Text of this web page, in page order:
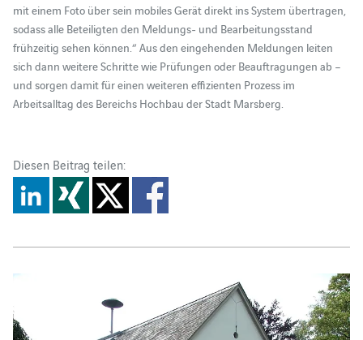
mit einem Foto über sein mobiles Gerät direkt ins System übertragen,
sodass alle Beteiligten den Meldungs- und Bearbeitungsstand
frühzeitig sehen können.“ Aus den eingehenden Meldungen leiten
sich dann weitere Schritte wie Prüfungen oder Beauftragungen ab –
und sorgen damit für einen weiteren effizienten Prozess im
Arbeitsalltag des Bereichs Hochbau der Stadt Marsberg.
Diesen Beitrag teilen: